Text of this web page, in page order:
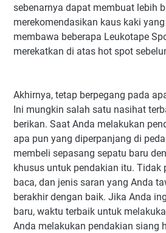
sebenarnya dapat membuat lebih
merekomendasikan kaus kaki
membawa beberapa Leukotape
merekatkan di atas hot spot
Akhirnya, tetap berpegang pada
Ini mungkin salah satu nasihat
berikan. Saat Anda melakukan
apa pun yang diperpanjang di
membeli sepasang sepatu baru
khusus untuk pendakian itu. Tidak
baca, dan jenis saran yang Anda
berakhir dengan baik. Jika Anda
baru, waktu terbaik untuk
Anda melakukan pendakian siang